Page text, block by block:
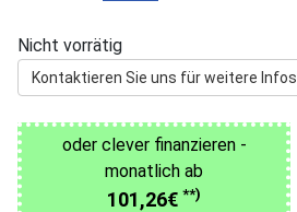
Nicht vorrätig
Kontaktieren Sie uns für weitere Infos
oder clever finanzieren -
monatlich ab
101,26€ **)